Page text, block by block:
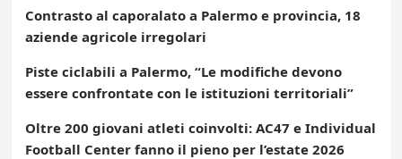
Contrasto al caporalato a Palermo e provincia, 18
aziende agricole irregolari
Piste ciclabili a Palermo, “Le modifiche devono
essere confrontate con le istituzioni territoriali”
Oltre 200 giovani atleti coinvolti: AC47 e Individual
Football Center fanno il pieno per l’estate 2026